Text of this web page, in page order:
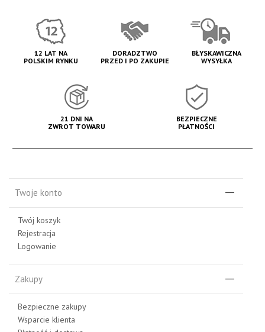
12 LAT NA
POLSKIM RYNKU
DORADZTWO
PRZED I PO ZAKUPIE
BŁYSKAWICZNA
WYSYŁKA
21 DNI NA
ZWROT TOWARU
BEZPIECZNE
PŁATNOŚCI
Twoje konto
Twój koszyk
Rejestracja
Logowanie
Zakupy
Bezpieczne zakupy
Wsparcie klienta